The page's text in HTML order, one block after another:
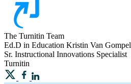
The Turnitin Team
Ed.D in Education Kristin Van Gompel
Sr. Instructional Innovations Specialist
Turnitin